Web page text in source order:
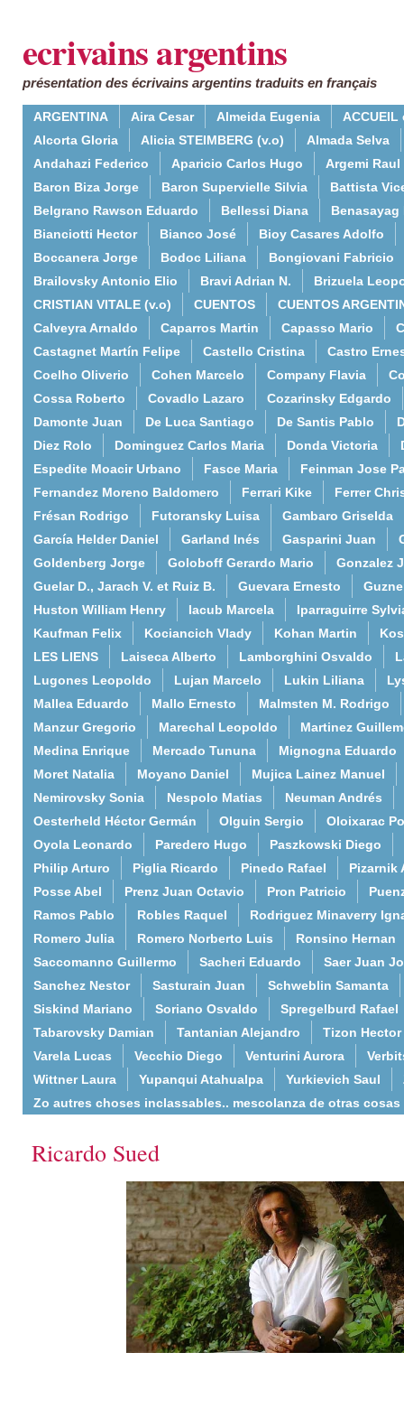
ecrivains argentins
présentation des écrivains argentins traduits en français
ARGENTINA Aira Cesar Almeida Eugenia
ACCUEIL
Alcorta Gloria
Alicia STEIMBERG (v.o)
Almada Selva
Andahazi Federico
Aparicio Carlos Hugo
Argemi Raul
Baron Biza Jorge
Baron Supervielle Silvia
Battista
Belgrano Rawson Eduardo
Bellessi Diana
Benasayag
Bianciotti Hector
Bianco José
Bioy Casares Adolfo
Boccanera Jorge
Bodoc Liliana
Bongiovani Fabricio
Brailovsky Antonio Elio
Bravi Adrian N.
Brizuela
CRISTIAN VITALE (v.o)
CUENTOS
CUENTOS
Calveyra Arnaldo
Caparros Martin Capasso Mario
Castagnet Martín Felipe
Castello Cristina
Castro
Coelho Oliverio
Cohen Marcelo Company Flavia
Cossa Roberto
Covadlo Lazaro
Cozarinsky Edgardo
Damonte Juan
De Luca Santiago De Santis Pablo
Diez Rolo
Dominguez Carlos Maria Donda Victoria
Espedite Moacir Urbano
Fasce Maria
Feinman Jose
Fernandez Moreno Baldomero
Ferrari Kike
Ferrer
Frésan Rodrigo
Futoransky Luisa
Gambaro Griselda
García Helder Daniel
Garland Inés Gasparini Juan
Goldenberg Jorge
Goloboff Gerardo Mario
Gonzalez
Guelar D., Jarach V. et Ruiz B.
Guevara Ernesto
Huston William Henry
Iacub Marcela
Iparraguirre
Kaufman Felix
Kociancich Vlady Kohan Martin
LES LIENS
Laiseca Alberto Lamborghini Osvaldo
Lugones Leopoldo
Lujan Marcelo Lukin Liliana
Mallea Eduardo
Mallo Ernesto
Malmsten M. Rodrigo
Manzur Gregorio
Marechal Leopoldo
Martinez
Medina Enrique
Mercado Tununa
Mignogna Eduardo
Moret Natalia
Moyano Daniel
Mujica Lainez Manuel
Nemirovsky Sonia
Nespolo Matias
Neuman Andrés
Oesterheld Héctor Germán
Olguin Sergio
Oloixarac
Oyola Leonardo
Paredero Hugo
Paszkowski Diego
Philip Arturo
Piglia Ricardo Pinedo Rafael
Pizarnik
Posse Abel
Prenz Juan Octavio Pron Patricio
Ramos Pablo
Robles Raquel
Rodriguez Minaverry
Romero Julia
Romero Norberto Luis
Ronsino Hernan
Saccomanno Guillermo
Sacheri Eduardo
Saer Juan
Sanchez Nestor
Sasturain Juan
Schweblin Samanta
Siskind Mariano
Soriano Osvaldo
Spregelburd Rafael
Tabarovsky Damian
Tantanian Alejandro
Tizon Hector
Varela Lucas
Vecchio Diego Venturini Aurora
Wittner Laura
Yupanqui Atahualpa Yurkievich Saul
Zo autres choses inclassables.. mescolanza de otras cosas
Ricardo Sued